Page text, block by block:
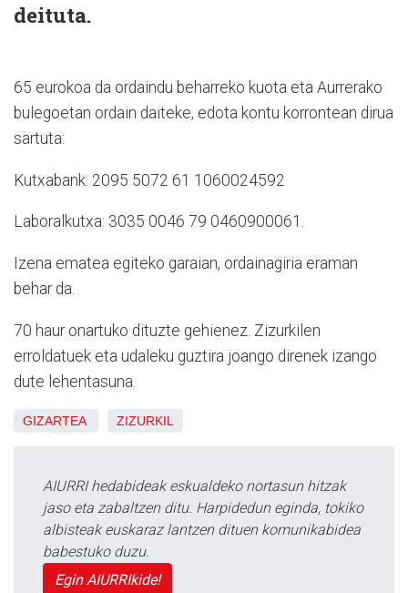
deituta.
65 eurokoa da ordaindu beharreko kuota eta Aurrerako
bulegoetan ordain daiteke, edota kontu korrontean dirua
sartuta:
Kutxabank: 2095 5072 61 1060024592
Laboralkutxa: 3035 0046 79 0460900061.
Izena ematea egiteko garaian, ordainagiria eraman
behar da.
70 haur onartuko dituzte gehienez. Zizurkilen
erroldatuek eta udaleku guztira joango direnek izango
dute lehentasuna.
GIZARTEA ZIZURKIL
AIURRI hedabideak eskualdeko nortasun hitzak
jaso eta zabaltzen ditu. Harpidedun eginda, tokiko
albisteak euskaraz lantzen dituen komunikabidea
babestuko duzu.
Egin AIURRIkide!